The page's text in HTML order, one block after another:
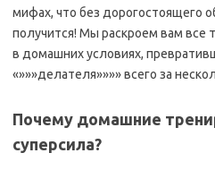
мифах, что без дорогостоящего
получится! Мы раскроем вам все
в домашних условиях,
«»»»делателя»»»» всего за
Почему домашние
суперсила?